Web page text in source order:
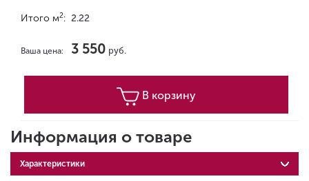
Итого м2: 2.22
Ваша цена: 3 550 руб.
В корзину
Информация о товаре
Характеристики